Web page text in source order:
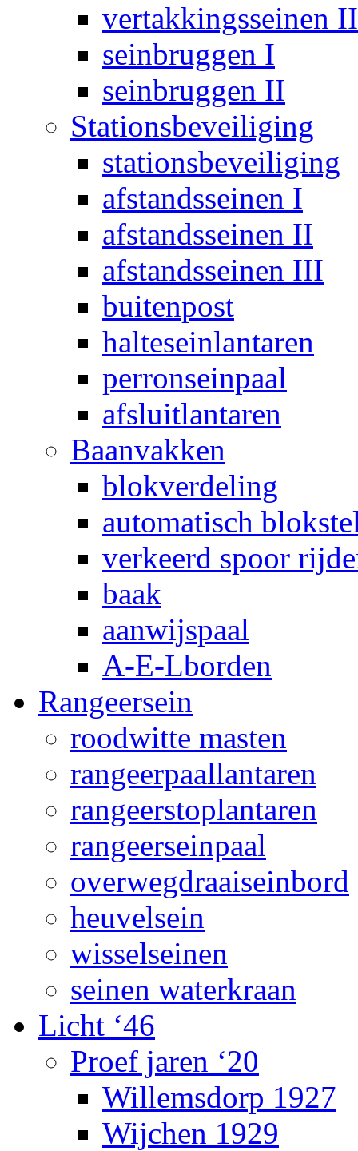
vertakkingsseinen
seinbruggen I
seinbruggen II
Stationsbeveiliging
stationsbeveiliging
afstandsseinen I
afstandsseinen II
afstandsseinen III
buitenpost
halteseinlantaren
perronseinpaal
afsluitlantaren
Baanvakken
blokverdeling
automatisch
verkeerd spoor
baak
aanwijspaal
A-E-Lborden
Rangeersein
roodwitte masten
rangeerpaallantaren
rangeerstoplantaren
rangeerseinpaal
overwegdraaiseinbord
heuvelsein
wisselseinen
seinen waterkraan
Licht ‘46
Proef jaren ‘20
Willemsdorp 1927
Wijchen 1929